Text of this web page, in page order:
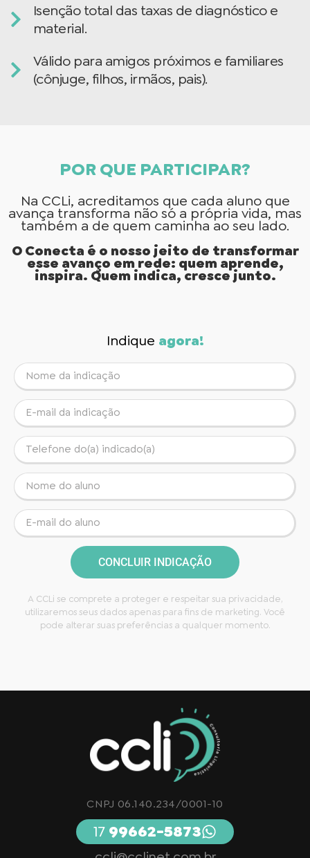
Isenção total das taxas de diagnóstico e
material.
Válido para amigos próximos e familiares
(cônjuge, filhos, irmãos, pais).
POR QUE PARTICIPAR?
Na CCLi, acreditamos que cada aluno que
avança transforma não só a própria vida, mas
também a de quem caminha ao seu lado.
O Conecta é o nosso jeito de transformar
esse avanço em rede: quem aprende,
inspira. Quem indica, cresce junto.
Indique agora!
CONCLUIR INDICAÇÃO
A CCLi se comprete a proteger e respeitar sua privacidade,
utilizaremos seus dados apenas para fins de marketing. Você
pode alterar suas preferências a qualquer momento.
CNPJ 06.140.234/0001-10
17 99662-5873